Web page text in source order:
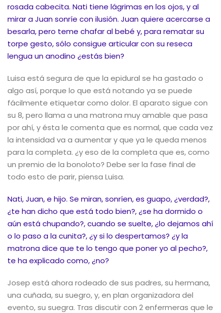
rosada cabecita. Nati tiene lágrimas en los ojos, y al
mirar a Juan sonríe con ilusión. Juan quiere acercarse a
besarla, pero teme chafar al bebé y, para rematar su
torpe gesto, sólo consigue articular con su reseca
lengua un anodino ¿estás bien?
Luisa está segura de que la epidural se ha gastado o
algo así, porque lo que está notando ya se puede
fácilmente etiquetar como dolor. El aparato sigue con
su 8, pero llama a una matrona muy amable que pasa
por ahí, y ésta le comenta que es normal, que cada vez
la intensidad va a aumentar y que ya le queda menos
para la completa. ¿y eso de la completa que es, como
un premio de la bonoloto? Debe ser la fase final de
todo esto de parir, piensa Luisa.
Nati, Juan, e hijo. Se miran, sonríen, es guapo, ¿verdad?,
¿te han dicho que está todo bien?, ¿se ha dormido o
aún está chupando?, cuando se suelte, ¿lo dejamos ahí
o lo paso a la cunita?, ¿y si lo despertamos? ¿y la
matrona dice que te lo tengo que poner yo al pecho?,
te ha explicado como, ¿no?
Josep está ahora rodeado de sus padres, su hermana,
una cuñada, su suegro, y, en plan organizadora del
evento, su suegra. Tras discutir con 2 enfermeras que le